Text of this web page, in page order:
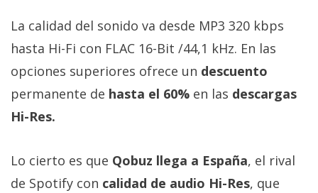
La calidad del sonido va desde MP3 320 kbps
hasta Hi-Fi con FLAC 16-Bit /44,1 kHz. En las
opciones superiores ofrece un descuento
permanente de hasta el 60% en las descargas
Hi-Res.
Lo cierto es que Qobuz llega a España, el rival
de Spotify con calidad de audio Hi-Res, que